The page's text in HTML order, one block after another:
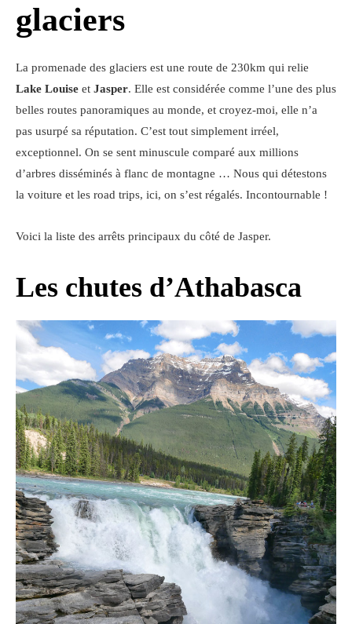
glaciers
La promenade des glaciers est une route de 230km qui relie
Lake Louise et Jasper. Elle est considérée comme l’une des plus
belles routes panoramiques au monde, et croyez-moi, elle n’a
pas usurpé sa réputation. C’est tout simplement irréel,
exceptionnel. On se sent minuscule comparé aux millions
d’arbres disséminés à flanc de montagne … Nous qui détestons
la voiture et les road trips, ici, on s’est régalés. Incontournable !
Voici la liste des arrêts principaux du côté de Jasper.
Les chutes d’Athabasca